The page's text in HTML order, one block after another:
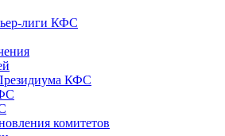
лиги КФС
КФС
комитетов